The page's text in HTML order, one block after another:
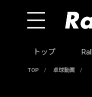
トップ
TOP / 卓球動画 /